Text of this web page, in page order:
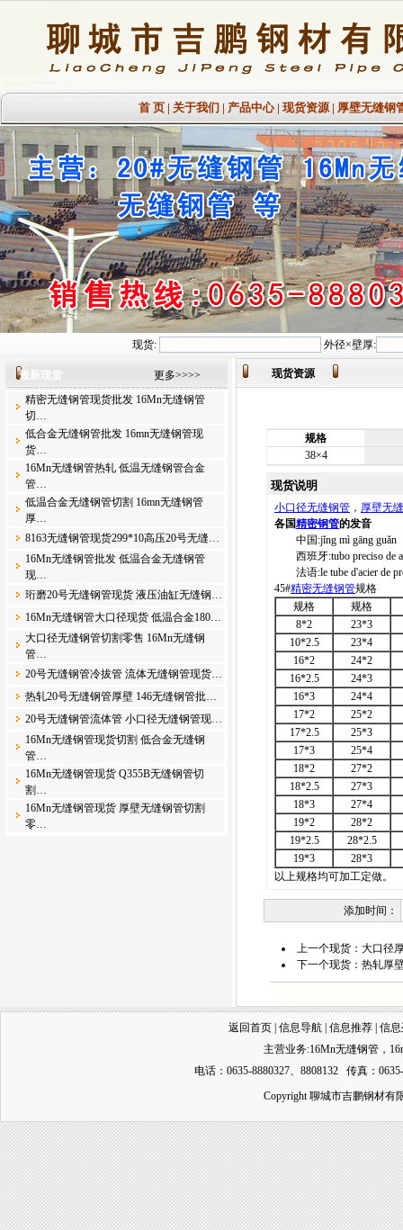
首 页| 关于我们 | 产品中心| 现货资源| 厚壁无缝钢
现货: 外径×壁厚:
最新现货
更多>>>>
精密无缝钢管现货批发 16Mn无缝钢管
切…
低合金无缝钢管批发 16mn无缝钢管现
货…
16Mn无缝钢管热轧 低温无缝钢管合金
管…
低温合金无缝钢管切割 16mn无缝钢管
厚…
8163无缝钢管现货299*10高压20号无缝…
16Mn无缝钢管批发 低温合金无缝钢管
现…
珩磨20号无缝钢管现货 液压油缸无缝钢…
16Mn无缝钢管大口径现货 低温合金180…
大口径无缝钢管切割零售 16Mn无缝钢
管…
20号无缝钢管冷拔管 流体无缝钢管现货…
热轧20号无缝钢管厚壁 146无缝钢管批…
20号无缝钢管流体管 小口径无缝钢管现…
16Mn无缝钢管现货切割 低合金无缝钢
管…
16Mn无缝钢管现货 Q355B无缝钢管切
割…
16Mn无缝钢管现货 厚壁无缝钢管切割
零…
现货资源
规格
38×4
现货说明
小口径无缝钢管 ， 厚壁无
各国精密钢管的发音
中国:jǐng mì gāng guǎn
西班牙:tubo preciso de
法语:le tube d'acier de
45#精密无缝钢管规格
规格
规格
8*2
23*3
10*2.5
23*4
16*2
24*2
16*2.5
24*3
16*3
24*4
17*2
25*2
17*2.5
25*3
17*3
25*4
18*2
27*2
18*2.5
27*3
18*3
27*4
19*2
28*2
19*2.5
28*2.5
19*3
28*3
以上规格均可加工定做。
添加时间：
上一个现货： 大口径
下一个现货： 热轧厚
返回首页 信息导航 信息推荐 信
主营业务:16Mn无缝钢管，
电话：0635-8880327、8808132 传真：
Copyright 聊城市吉鹏钢材